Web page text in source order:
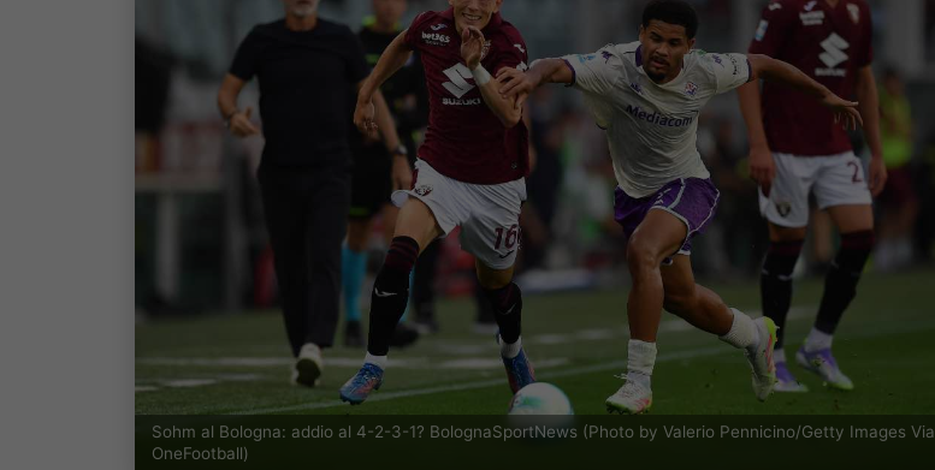
Sohm al Bologna: addio al 4-2-3-1? BolognaSportNews (Photo by Valerio Pennicino/Getty Images Via
OneFootball)